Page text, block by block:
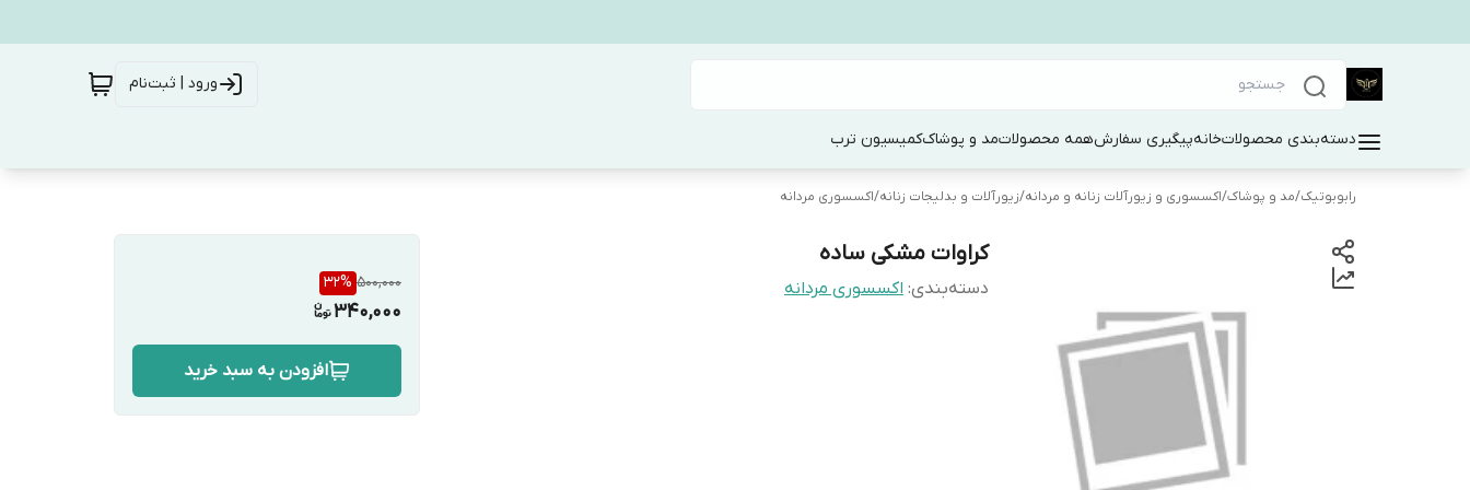
ورود | ثبت‌نام
دسته‌بندی محصولاتخانهپیگیری سفارشهمه محصولاتمد و پوشاککمیسیون ترب
رابوبوتیک/مد و پوشاک/اکسسوری و زیورآلات زنانه و مردانه/زیورآلات و بدلیجات زنانه/اکسسوری مردانه
کراوات مشکی ساده
دسته‌بندی: اکسسوری مردانه 500,000
32%
340,000
افزودن به سبد خرید